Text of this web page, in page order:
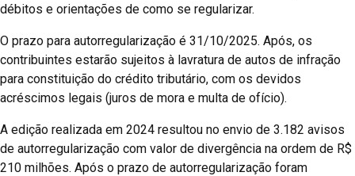
débitos e orientações de como se regularizar.
O prazo para autorregularização é 31/10/2025. Após, os
contribuintes estarão sujeitos à lavratura de autos de infração
para constituição do crédito tributário, com os devidos
acréscimos legais (juros de mora e multa de ofício).
A edição realizada em 2024 resultou no envio de 3.182 avisos
de autorregularização com valor de divergência na ordem de R$
210 milhões. Após o prazo de autorregularização foram